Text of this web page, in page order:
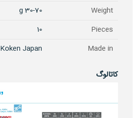
Weight
30-70 g
Pieces
10
Made in
Koken Japan
کاتالوگ